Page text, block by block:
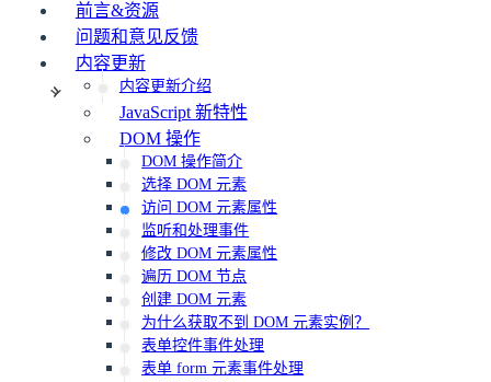
前言&资源
问题和意见反馈
内容更新
内容更新介绍
JavaScript 新特性
DOM 操作
DOM 操作简介
选择 DOM 元素
访问 DOM 元素属性
监听和处理事件
修改 DOM 元素属性
遍历 DOM 节点
创建 DOM 元素
为什么获取不到 DOM 元素实例？
表单控件事件处理
表单 form 元素事件处理